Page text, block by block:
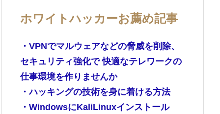
ホワイトハッカーお薦め記事
・VPNでマルウェアなどの脅威を削除、
セキュリティ強化で 快適なテレワークの
仕事環境を作りませんか
・ハッキングの技術を身に着ける方法
・WindowsにKaliLinuxインストール